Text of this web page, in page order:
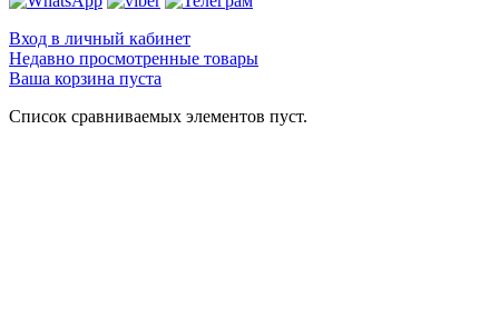
Вход в личный кабинет
Недавно просмотренные товары
Ваша корзина пуста
Список сравниваемых элементов пуст.